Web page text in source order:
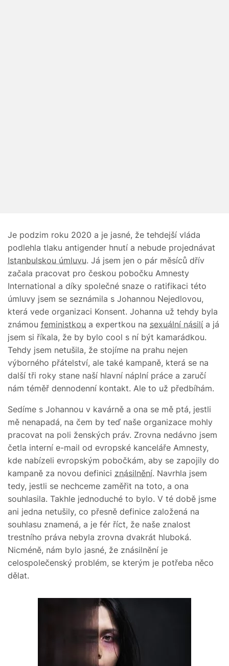
Je podzim roku 2020 a je jasné, že tehdejší vláda
podlehla tlaku antigender hnutí a nebude projednávat
Istanbulskou úmluvu. Já jsem jen o pár měsíců dřív
začala pracovat pro českou pobočku Amnesty
International a díky společné snaze o ratifikaci této
úmluvy jsem se seznámila s Johannou Nejedlovou,
která vede organizaci Konsent. Johanna už tehdy byla
známou feministkou a expertkou na sexuální násilí a já
jsem si říkala, že by bylo cool s ní být kamarádkou.
Tehdy jsem netušila, že stojíme na prahu nejen
výborného přátelství, ale také kampaně, která se na
další tři roky stane naší hlavní náplní práce a zaručí
nám téměř dennodenní kontakt. Ale to už předbíhám.
Sedíme s Johannou v kavárně a ona se mě ptá, jestli
mě nenapadá, na čem by teď naše organizace mohly
pracovat na poli ženských práv. Zrovna nedávno jsem
četla interní e-mail od evropské kanceláře Amnesty,
kde nabízeli evropským pobočkám, aby se zapojily do
kampaně za novou definici znásilnění. Navrhla jsem
tedy, jestli se nechceme zaměřit na toto, a ona
souhlasila. Takhle jednoduché to bylo. V té době jsme
ani jedna netušily, co přesně definice založená na
souhlasu znamená, a je fér říct, že naše znalost
trestního práva nebyla zrovna dvakrát hluboká.
Nicméně, nám bylo jasné, že znásilnění je
celospolečenský problém, se kterým je potřeba něco
dělat.